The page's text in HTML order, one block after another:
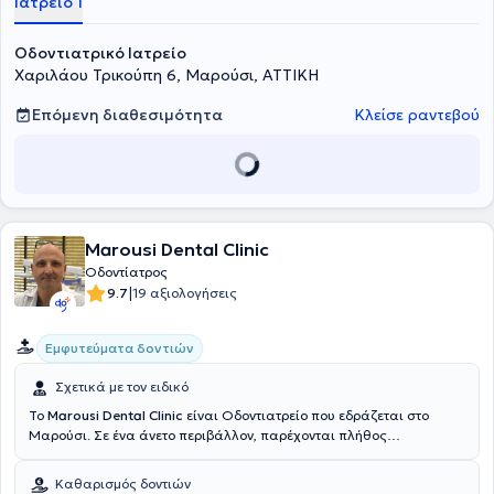
συνέδρια στην Ελλάδα με στόχο τη συνεχή επιμόρφωση στο τομέα
Οδοντιατρικό Ιατρείο
Χαριλάου Τρικούπη 6, Μαρούσι, ΑΤΤΙΚΗ
Επόμενη διαθεσιμότητα
Κλείσε ραντεβού
Marousi Dental Clinic
Οδοντίατρος
9.7|19 αξιολογήσεις
Εμφυτεύματα δοντιών
Σχετικά με τον ειδικό
To Marousi Dental Clinic είναι Οδοντιατρείο που εδράζεται στο
Μαρούσι. Σε ένα άνετο περιβάλλον, παρέχονται πλήθος
Οδοντιάτρους. Υιοθετούνται οι πλέον εξελιγμένες τεχνολογίες και
Καθαρισμός δοντιών